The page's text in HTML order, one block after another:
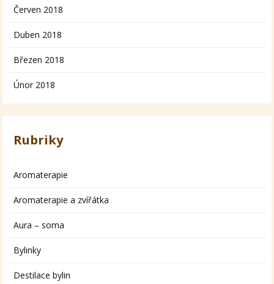
Červen 2018
Duben 2018
Březen 2018
Únor 2018
Rubriky
Aromaterapie
Aromaterapie a zvířátka
Aura – soma
Bylinky
Destilace bylin